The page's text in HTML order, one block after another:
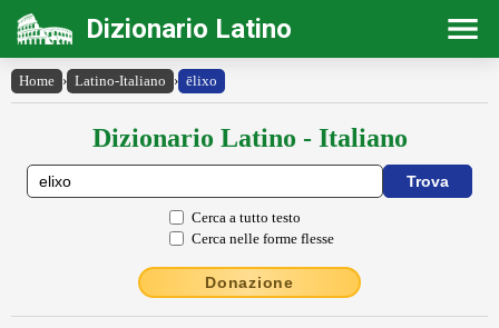
Dizionario Latino
Home › Latino-Italiano › ēlixo
Dizionario Latino - Italiano
Cerca a tutto testo
Cerca nelle forme flesse
Donazione